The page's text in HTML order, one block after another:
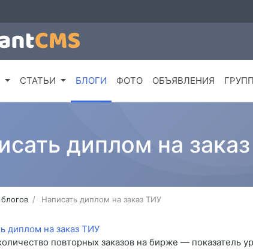
СТАТЬИ БЛОГИ ФОТО ОБЪЯВЛЕНИЯ
диплом на
Написать диплом на заказ ТИУ
повторных заказов на бирже — показатель